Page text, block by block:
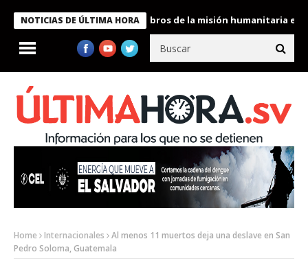
NOTICIAS DE ÚLTIMA HORA
Bukele condecora a miembros de la misión humanitaria enviada
Home Internacionales
Al menos 11 muertos deja una deslave en San
Pedro Soloma, Guatemala